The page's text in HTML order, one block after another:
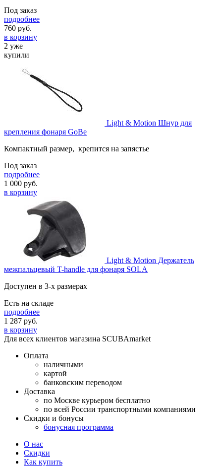
Под заказ
подробнее
760 руб.
в корзину
2 уже
купили
Light & Motion Шнур для
крепления фонаря GoBe
Компактный размер, крепится на запястье
Под заказ
подробнее
1 000 руб.
в корзину
Light & Motion Держатель
межпальцевый T-handle для фонаря SOLA
Доступен в 3-х размерах
Есть на складе
подробнее
1 287 руб.
в корзину
Для всех клиентов магазина SCUBAmarket
Оплата
наличными
картой
банковским переводом
Доставка
по Москве курьером бесплатно
по всей России транспортными компаниями
Скидки и бонусы
бонусная программа
О нас
Скидки
Как купить